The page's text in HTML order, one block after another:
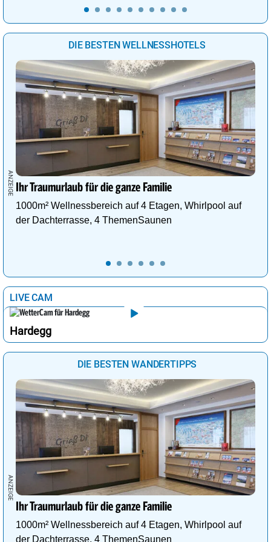
DIE BESTEN WELLNESSHOTELS
Ihr Traumurlaub für die ganze Familie
1000m² Wellnessbereich auf 4 Etagen, Whirlpool auf
der Dachterrasse, 4 ThemenSaunen
LIVE CAM
Hardegg
DIE BESTEN WANDERTIPPS
Ihr Traumurlaub für die ganze Familie
1000m² Wellnessbereich auf 4 Etagen, Whirlpool auf
der Dachterrasse, 4 ThemenSaunen